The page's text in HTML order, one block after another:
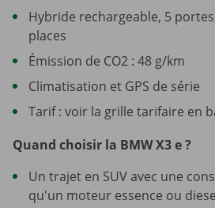
Hybride rechargeable, 5
places
Émission de CO2 : 48 g/km
Climatisation et GPS de série
Tarif : voir la grille tarifaire en
Quand choisir la BMW X3 e ?
Un trajet en SUV avec une
qu'un moteur essence ou